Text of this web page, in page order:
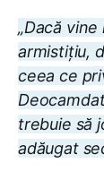
„Dacă
armistițiu,
ceea ce
trebuie să
adăugat